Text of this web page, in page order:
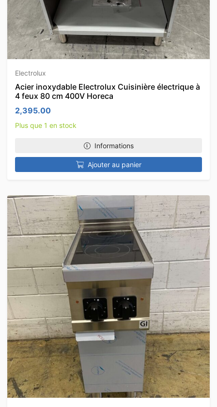
Electrolux
Acier inoxydable Electrolux Cuisinière électrique à
4 feux 80 cm 400V Horeca
2,395.00
Plus que 1 en stock
Informations
Ajouter au panier